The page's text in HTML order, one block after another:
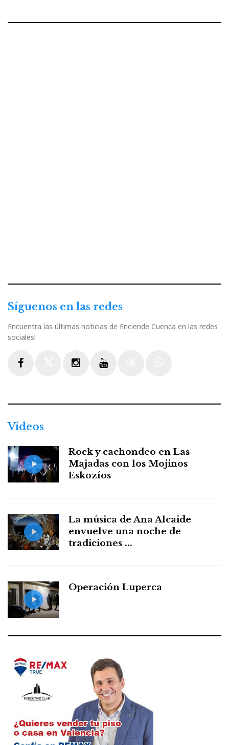
Síguenos en las redes
Encuentra las últimas noticias de Enciende Cuenca en las redes
sociales!
Vídeos
Rock y cachondeo en Las
Majadas con los Mojinos
Eskozíos
La música de Ana Alcaide
envuelve una noche de
tradiciones ...
Operación Luperca